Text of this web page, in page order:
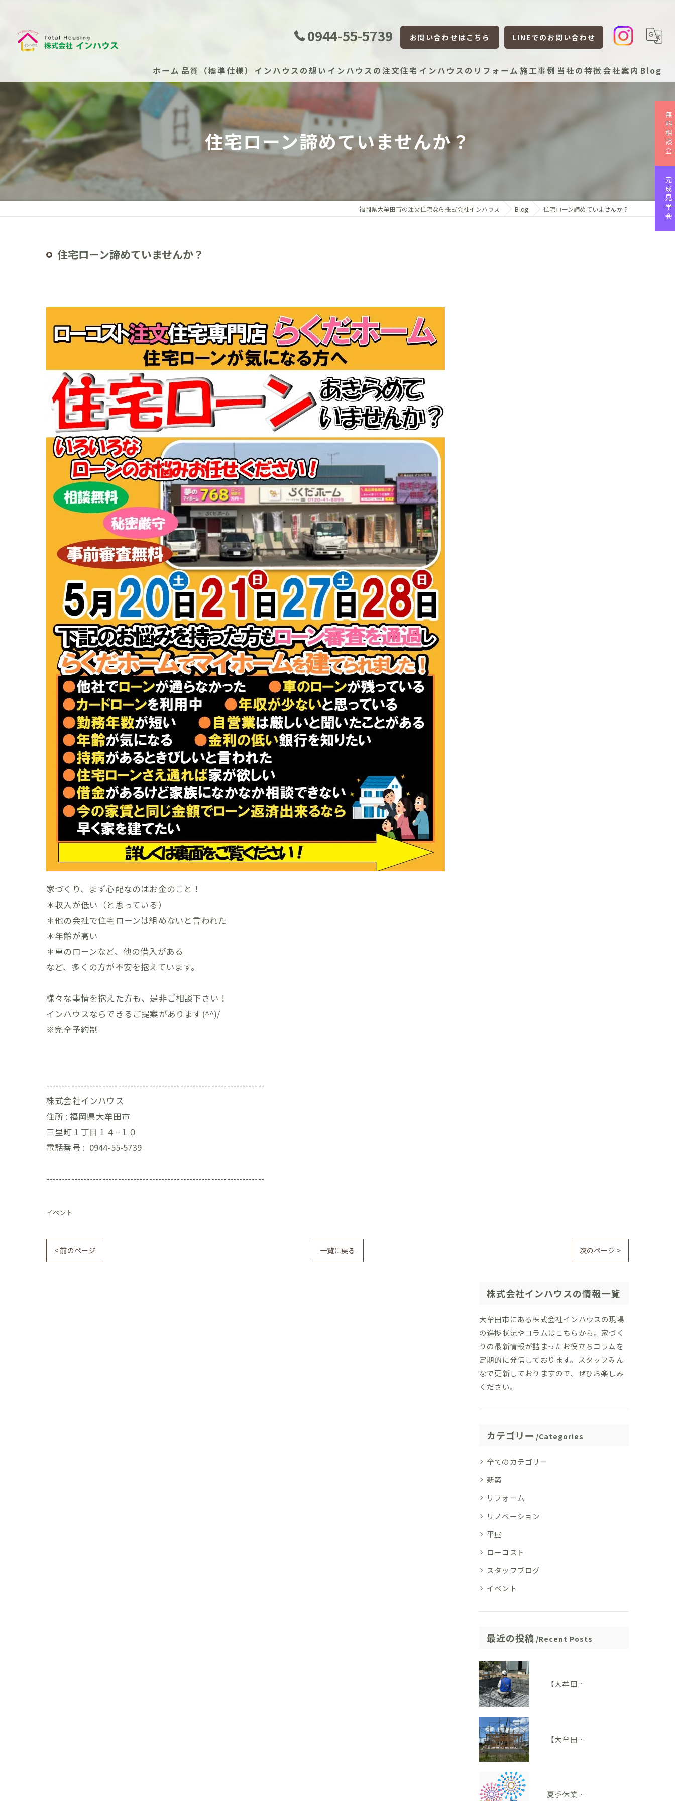
0944-55-5739 お問い合わせはこちら LINEでのお問い合わせ
ホーム 品質（標準仕様）
断熱性能
安心の保証体制
安心の保証制度
インハウスの想い インハウスの注文住宅 インハウスのリフォーム 施工事例 当社の特徴
リフォーム
ローコスト
会社案内 Blog
住宅ローン諦めていませんか？
福岡県大牟田市の注文住宅なら株式会社インハウス Blog 住宅ローン諦めていませんか？
住宅ローン諦めていませんか？
家づくり、まず心配なのはお金のこと！
＊収入が低い（と思っている）
＊他の会社で住宅ローンは組めないと言われた
＊年齢が高い
＊車のローンなど、他の借入がある
など、多くの方が不安を抱えています。
様々な事情を抱えた方も、是非ご相談下さい！
インハウスならできるご提案があります(^^)/
※完全予約制
----------------------------------------------------------------------
株式会社インハウス
住所 : 福岡県大牟田市
三里町１丁目１４−１０
電話番号 : 0944-55-5739
----------------------------------------------------------------------
イベント
< 前のページ 一覧に戻る 次のページ >
株式会社インハウスの情報一覧
大牟田市にある株式会社インハウスの現場
の進捗状況やコラムはこちらから。家づく
りの最新情報が詰まったお役立ちコラムを
定期的に発信しております。スタッフみん
なで更新しておりますので、ぜひお楽しみ
ください。
カテゴリー Categories
全てのカテゴリー
新築
リフォーム
リノベーション
平屋
ローコスト
スタッフブログ
イベント
最近の投稿 Recent Posts
【大牟田市M様邸】配筋検査に適合しました。完成後には見えない部分も大切にしています
【大牟田市 T様邸】上棟を迎えました！いよいよ住まいの形が見えてきました
夏季休業のお知らせ
無料相談会
完成見学会